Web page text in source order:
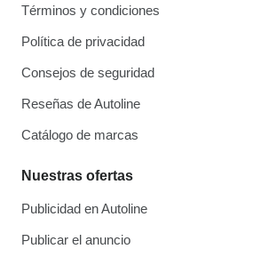
Términos y condiciones
Política de privacidad
Consejos de seguridad
Reseñas de Autoline
Catálogo de marcas
Nuestras ofertas
Publicidad en Autoline
Publicar el anuncio